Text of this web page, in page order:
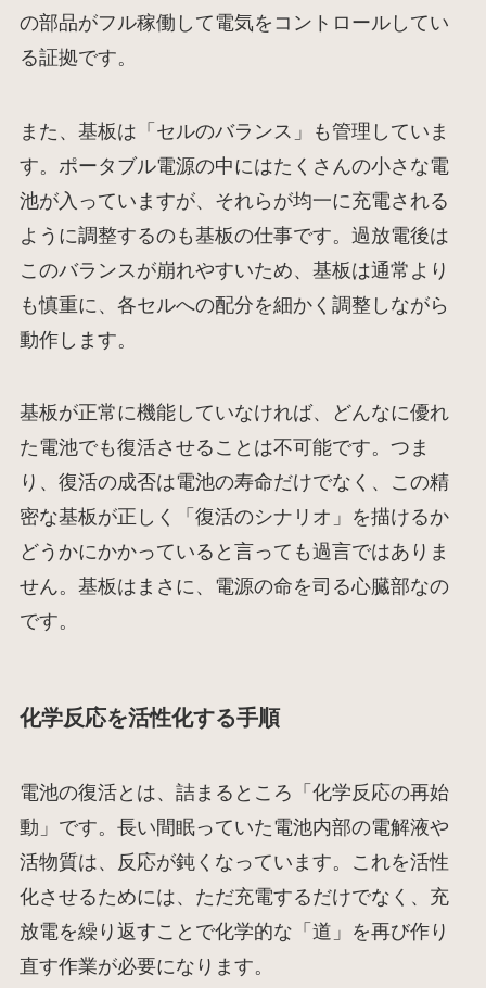
の部品がフル稼働して電気をコントロールしてい
る証拠です。
また、基板は「セルのバランス」も管理していま
す。ポータブル電源の中にはたくさんの小さな電
池が入っていますが、それらが均一に充電される
ように調整するのも基板の仕事です。過放電後は
このバランスが崩れやすいため、基板は通常より
も慎重に、各セルへの配分を細かく調整しながら
動作します。
基板が正常に機能していなければ、どんなに優れ
た電池でも復活させることは不可能です。つま
り、復活の成否は電池の寿命だけでなく、この精
密な基板が正しく「復活のシナリオ」を描けるか
どうかにかかっていると言っても過言ではありま
せん。基板はまさに、電源の命を司る心臓部なの
です。
化学反応を活性化する手順
電池の復活とは、詰まるところ「化学反応の再始
動」です。長い間眠っていた電池内部の電解液や
活物質は、反応が鈍くなっています。これを活性
化させるためには、ただ充電するだけでなく、充
放電を繰り返すことで化学的な「道」を再び作り
直す作業が必要になります。